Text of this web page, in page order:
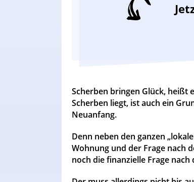
Scherben bringen Glück, heißt
Scherben liegt, ist auch ein
Neuanfang.
Denn neben den ganzen
Wohnung und der Frage nach
noch die finanzielle Frage nach